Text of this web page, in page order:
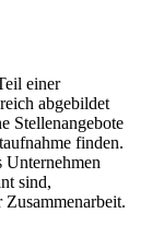
Kontakt
einer
abgebildet
Stellenangebote
finden.
Unternehmen
sind,